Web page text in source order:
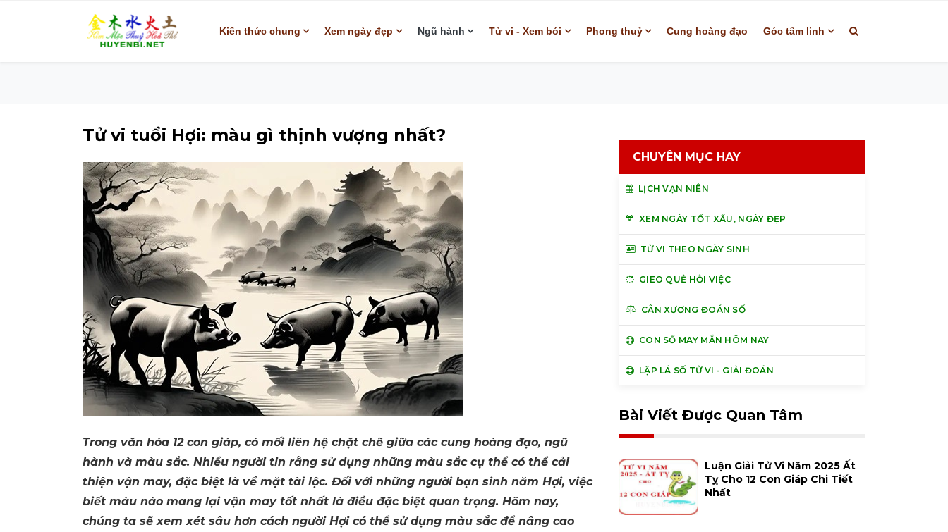
Kiến thức chung Xem ngày đẹp Ngũ hành Tử vi - Xem bói Phong thuỷ Cung hoàng đạo Góc tâm linh
Tử vi tuổi Hợi: màu gì thịnh vượng nhất?
Trong văn hóa 12 con giáp, có mối liên hệ chặt chẽ giữa các cung hoàng đạo, ngũ
hành và màu sắc. Nhiều người tin rằng sử dụng những màu sắc cụ thể có thể cải
thiện vận may, đặc biệt là về mặt tài lộc. Đối với những người bạn sinh năm Hợi, việc
biết màu nào mang lại vận may tốt nhất là điều đặc biệt quan trọng. Hôm nay,
chúng ta sẽ xem xét sâu hơn cách người Hợi có thể sử dụng màu sắc để nâng cao
CHUYÊN MỤC HAY
LỊCH VẠN NIÊN
XEM NGÀY TỐT XẤU, NGÀY ĐẸP
TỬ VI THEO NGÀY SINH
GIEO QUẺ HỎI VIỆC
CÂN XƯƠNG ĐOÁN SỐ
CON SỐ MAY MẮN HÔM NAY
LẬP LÁ SỐ TỬ VI - GIẢI ĐOÁN
Bài Viết Được Quan Tâm
Luận Giải Tử Vi Năm 2025 Ất
Tỵ Cho 12 Con Giáp Chi Tiết
Nhất